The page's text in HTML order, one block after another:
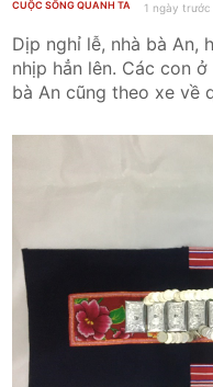
CUỘC SỐNG QUANH TA 1 ngày trước
Dịp nghỉ lễ, nhà bà An,
nhịp hẳn lên. Các con
bà An cũng theo xe về
An ra ghế đá ngoài
trò chuyện rôm rả.
trắng béo lên chứ?Bà
nhàn đâu bà ạ. Hai
mới gần 1 năm tuổi.
thành thử tôi xoay như
thế thì bà vất quá.
không?- Ôi xời, toàn
chúng nó làm gì. Mấy